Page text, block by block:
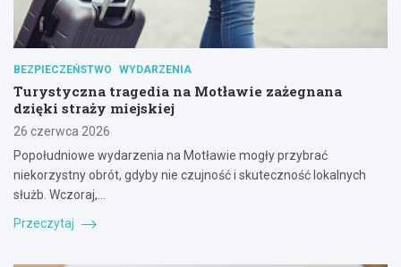
BEZPIECZEŃSTWO WYDARZENIA
Turystyczna tragedia na Motławie zażegnana
dzięki straży miejskiej
26 czerwca 2026
Popołudniowe wydarzenia na Motławie mogły przybrać
niekorzystny obrót, gdyby nie czujność i skuteczność lokalnych
służb. Wczoraj,…
Przeczytaj